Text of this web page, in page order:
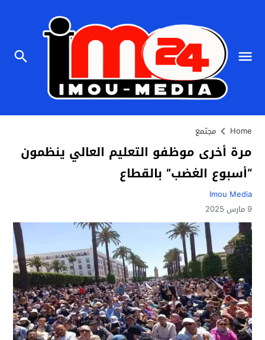
Home مجتمع
مرة أخرى موظفو التعليم العالي ينظمون
“أسبوع الغضب” بالقطاع
Imou Media
9 مارس 2025